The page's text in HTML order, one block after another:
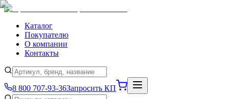
Каталог
Покупателю
О компании
Контакты
8 800 707-93-36Запросить КП